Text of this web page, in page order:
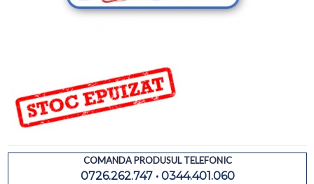
COMANDA PRODUSUL TELEFONIC
0726.262.747 • 0344.401.060